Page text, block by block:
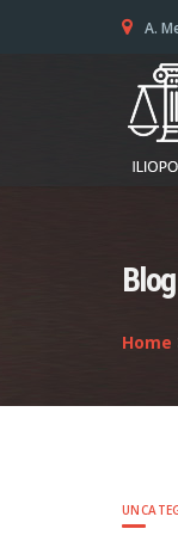
A.
Blog
Home